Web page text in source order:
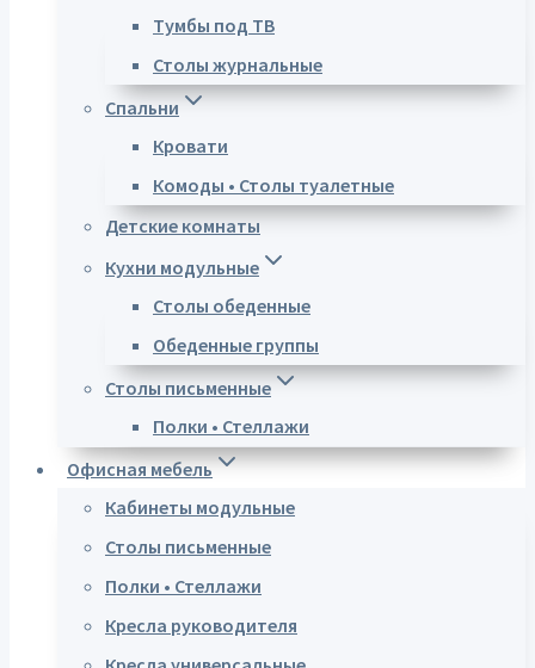
Тумбы под ТВ
Столы журнальные
Спальни
Кровати
Комоды • Столы туалетные
Детские комнаты
Кухни модульные
Столы обеденные
Обеденные группы
Столы письменные
Полки • Стеллажи
Офисная мебель
Кабинеты модульные
Столы письменные
Полки • Стеллажи
Кресла руководителя